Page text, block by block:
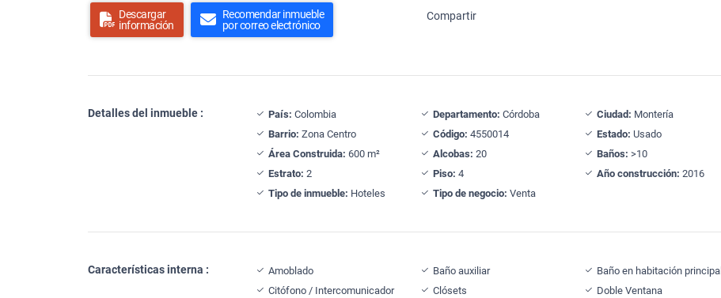
Descargar
información
Recomendar inmueble
por correo electrónico
Compartir
Detalles del inmueble : País: Colombia Departamento: Córdoba Ciudad: Montería
Barrio: Zona Centro Código: 4550014 Estado: Usado
Área Construida: 600 m² Alcobas: 20 Baños: >10
Estrato: 2 Piso: 4 Año construcción: 2016
Tipo de inmueble: Hoteles Tipo de negocio: Venta
Características interna : Amoblado Baño auxiliar
Baño en habitación principal
Citófono / Intercomunicador
Clósets
Doble Ventana